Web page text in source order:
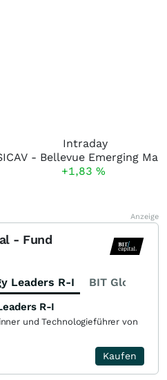
Intraday
+1,83 %
Anzeige
- Fund
Leaders R-I BIT Global
R-I
und Technologieführer von
Kaufen